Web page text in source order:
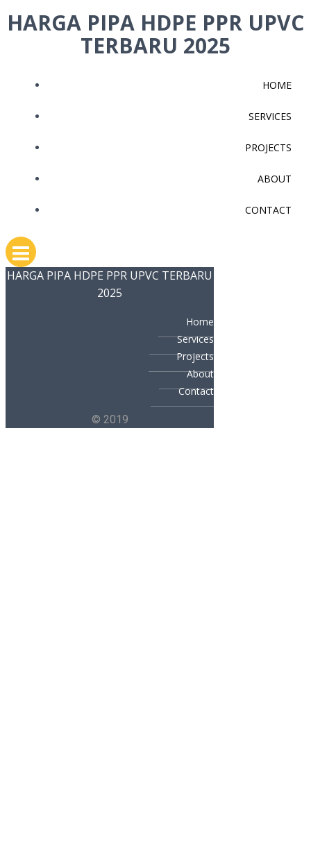
Skip
to
HARGA PIPA HDPE PPR UPVC
TERBARU 2025
HOME
SERVICES
PROJECTS
ABOUT
CONTACT
HARGA PIPA HDPE PPR UPVC TERBARU
2025
Home
Services
Projects
About
Contact
© 2019